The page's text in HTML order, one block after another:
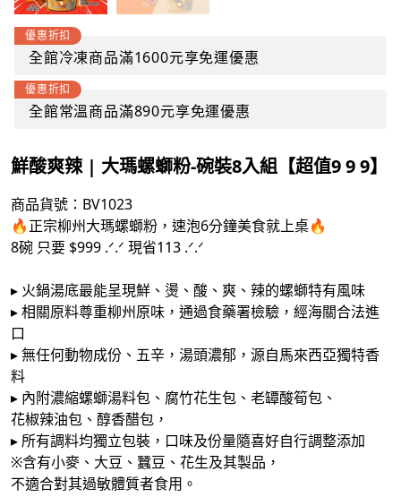
優惠折扣
全館冷凍商品滿1600元享免運優惠
優惠折扣
全館常溫商品滿890元享免運優惠
鮮酸爽辣 | 大瑪螺螄粉-碗裝8入組【超值9 9 9】
商品貨號： BV1023
🔥正宗柳州大瑪螺螄粉，速泡6分鐘美食就上桌🔥
8碗 只要 $999 .ᐟ.ᐟ 現省113 .ᐟ.ᐟ
▸ 火鍋湯底最能呈現鮮、燙、酸、爽、辣的螺螄特有風味
▸ 相關原料尊重柳州原味，通過食藥署檢驗，經海關合法進
口
▸ 無任何動物成份、五辛，湯頭濃郁，源自馬來西亞獨特香
料
▸ 內附濃縮螺螄湯料包、腐竹花生包、老罈酸筍包、
花椒辣油包、醇香醋包，
▸ 所有調料均獨立包裝，口味及份量隨喜好自行調整添加
※含有小麥、大豆、蠶豆、花生及其製品，
不適合對其過敏體質者食用。